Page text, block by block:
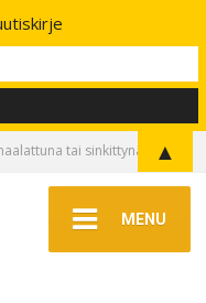
tai sinkittynä
MENU
▲